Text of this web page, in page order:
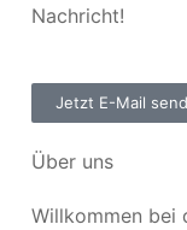
Nachricht!
Jetzt E-Mail
Über uns
Willkommen bei